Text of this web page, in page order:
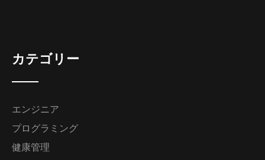
カテゴリー
エンジニア
プログラミング
健康管理